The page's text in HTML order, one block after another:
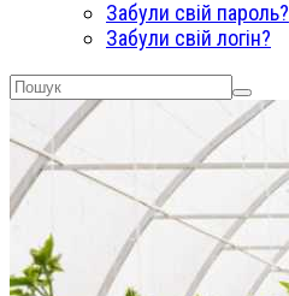
Забули свій пароль?
Забули свій логін?